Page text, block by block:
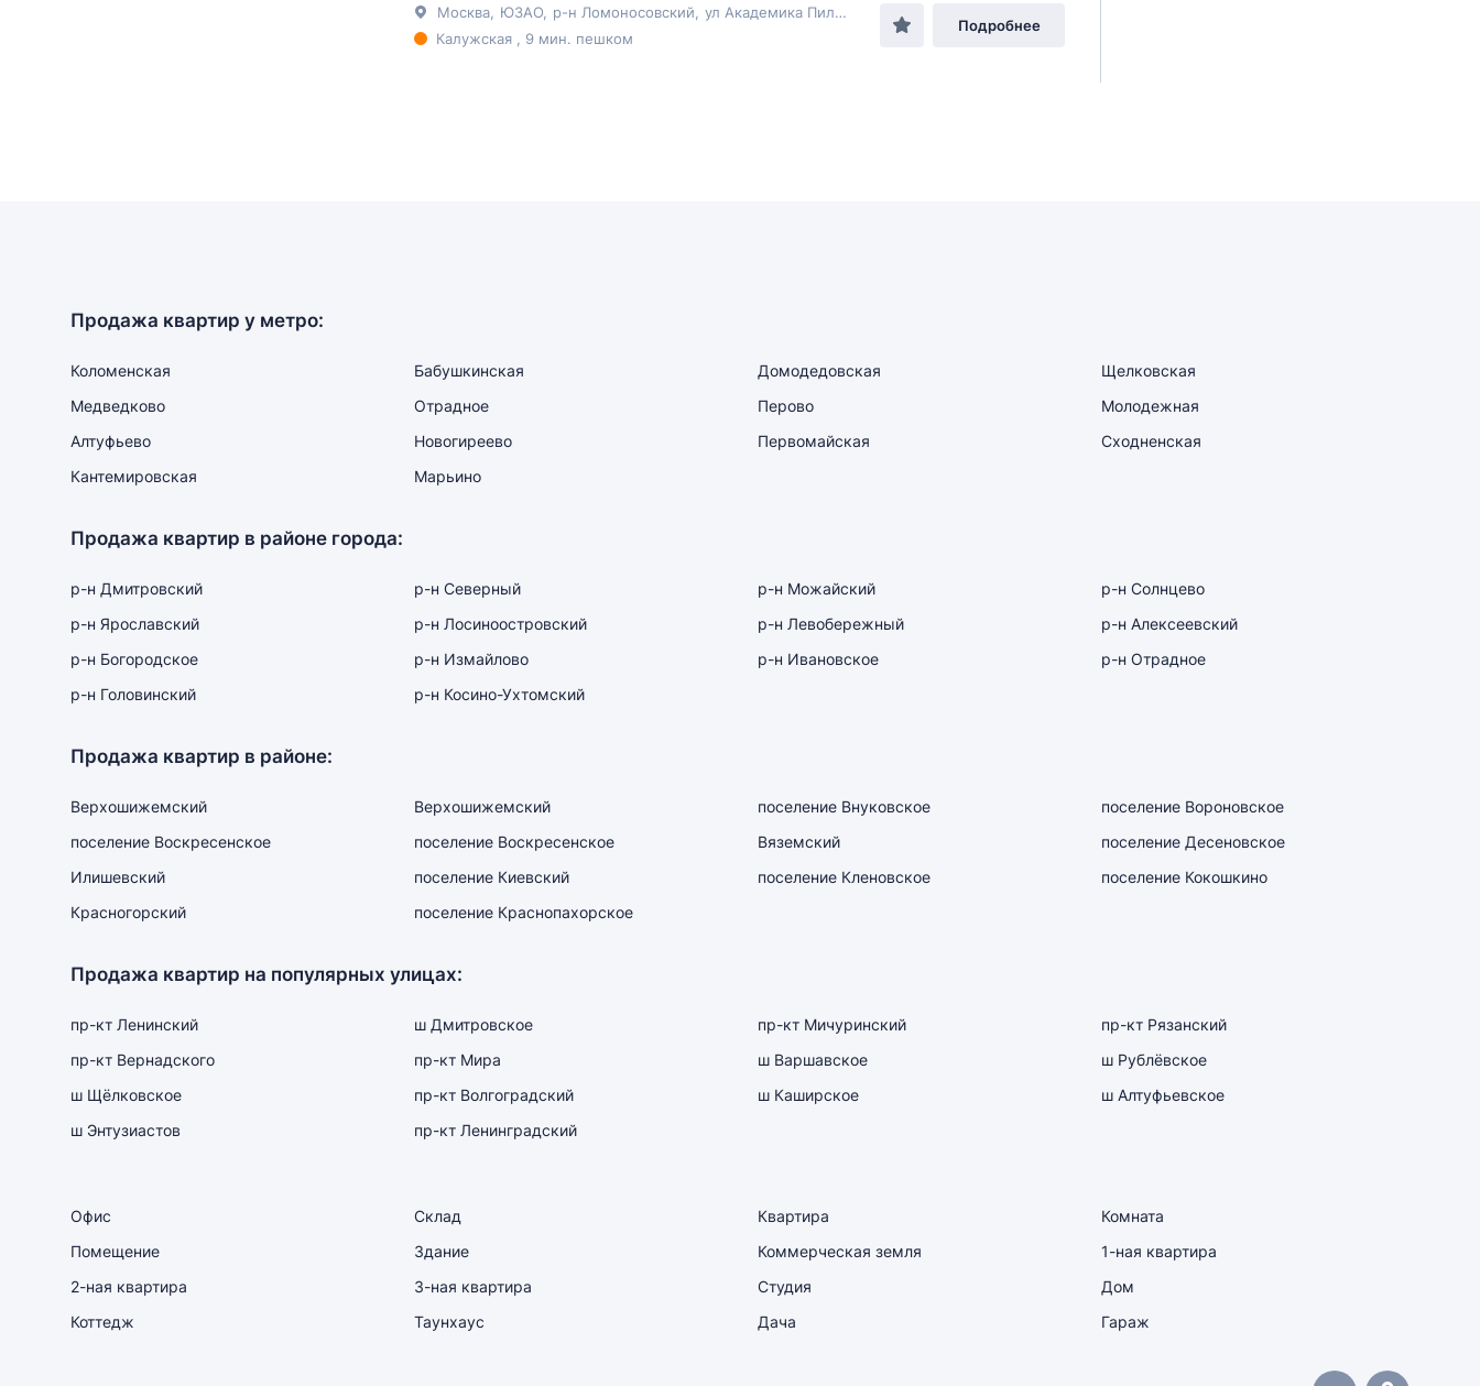
Москва ЮЗАО р-н Ломоносовский ул Академика Пилюгина
Калужская , 9 мин. пешком
Подробнее
Продажа квартир у метро:
Коломенская Бабушкинская Домодедовская
Щелковская
Медведково
Отрадное Перово
Молодежная
Алтуфьево
Новогиреево Первомайская
Сходненская
Кантемировская
Марьино
Продажа квартир в районе города:
р-н Дмитровский р-н Северный р-н Можайский
р-н Солнцево
р-н Ярославский
р-н Лосиноостровский р-н Левобережный
р-н Алексеевский
р-н Богородское
р-н Измайлово р-н Ивановское
р-н Отрадное
р-н Головинский
р-н Косино-Ухтомский
Продажа квартир в районе:
Верхошижемский Верхошижемский поселение Внуковское
поселение Вороновское
поселение Воскресенское
поселение Воскресенское Вяземский
поселение Десеновское
Илишевский
поселение Киевский поселение Кленовское
поселение Кокошкино
Красногорский
поселение Краснопахорское
Продажа квартир на популярных улицах:
пр-кт Ленинский ш Дмитровское пр-кт Мичуринский
пр-кт Рязанский
пр-кт Вернадского
пр-кт Мира ш Варшавское
ш Рублёвское
ш Щёлковское
пр-кт Волгоградский ш Каширское
ш Алтуфьевское
ш Энтузиастов
пр-кт Ленинградский
Офис Склад Квартира
Комната
Помещение
Здание Коммерческая земля
1-ная квартира
2-ная квартира
3-ная квартира Студия
Дом
Коттедж
Таунхаус Дача Гараж